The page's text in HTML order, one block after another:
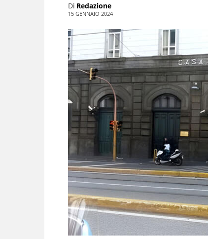
Di Redazione
15 GENNAIO 2024